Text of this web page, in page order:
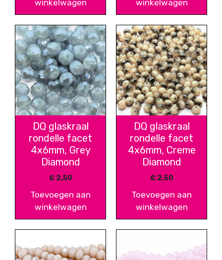
winkelwagen winkelwagen
DQ glaskraal
rondelle facet
4x6mm, Grey
Diamond
€2,50
Toevoegen aan
winkelwagen
DQ glaskraal
rondelle facet
4x6mm, Creme
Diamond
€2,50
Toevoegen aan
winkelwagen